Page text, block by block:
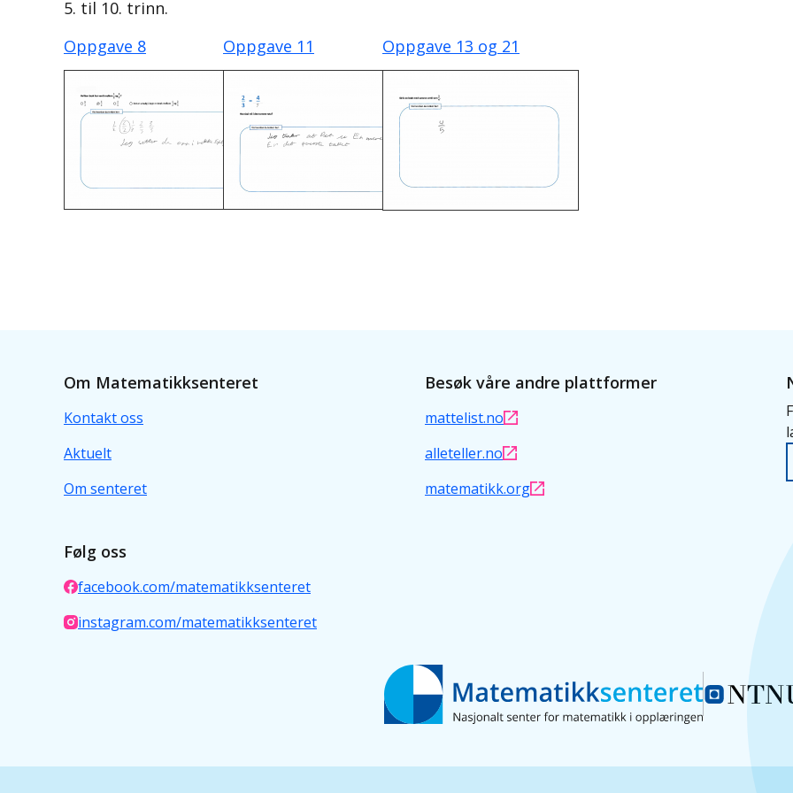
5. til 10. trinn.
Oppgave 8
Oppgave 11 Oppgave 13 og 21
Om Matematikksenteret
Kontakt oss
Aktuelt
Om senteret
Besøk våre andre plattformer
mattelist.no
alleteller.no
matematikk.org
Følg oss
facebook.com/matematikksenteret
instagram.com/matematikksenteret